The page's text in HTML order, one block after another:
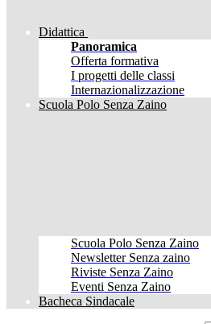
Didattica
Panoramica
Offerta formativa
I progetti delle classi
Internazionalizzazione
Scuola Polo Senza Zaino
Scuola Polo Senza Zaino
Newsletter Senza zaino
Riviste Senza Zaino
Eventi Senza Zaino
Bacheca Sindacale